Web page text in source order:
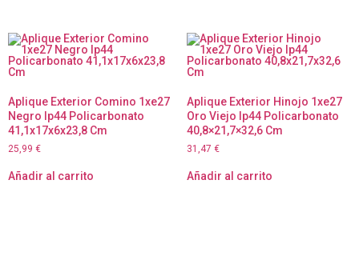
Aplique Exterior Comino 1xe27
Negro Ip44 Policarbonato
41,1x17x6x23,8 Cm
25,99 €
Añadir al carrito
Aplique Exterior Hinojo 1xe27
Oro Viejo Ip44 Policarbonato
40,8×21,7×32,6 Cm
31,47 €
Añadir al carrito